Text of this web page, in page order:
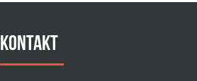
Kontakt